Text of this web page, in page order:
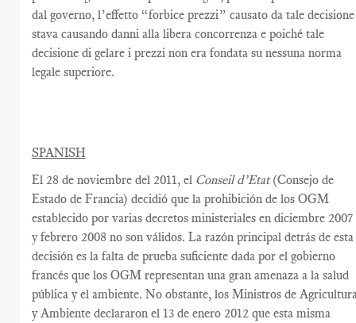
dal governo, l’effetto “forbice prezzi” causato da tale decisione
stava causando danni alla libera concorrenza e poiché tale
decisione di gelare i prezzi non era fondata su nessuna norma
legale superiore.
SPANISH
El 28 de noviembre del 2011, el Conseil d’Etat(Consejo de
Estado de Francia) decidió que la prohibición de los OGM
establecido por varias decretos ministeriales en diciembre 2007
y febrero 2008 no son válidos. La razón principal detrás de esta
decisión es la falta de prueba suficiente dada por el gobierno
francés que los OGM representan una gran amenaza a la salud
pública y el ambiente. No obstante, los Ministros de
y Ambiente declararon el 13 de enero 2012 que esta misma